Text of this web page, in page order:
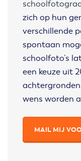
zich op hun
verschillende
spontaan
schoolfoto’s
een keuze uit
wens worden
MAIL MIJ